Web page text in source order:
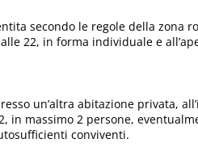
secondo le regole della zona
22, in forma individuale e
un’altra abitazione privata,
in massimo 2 persone,
conviventi.